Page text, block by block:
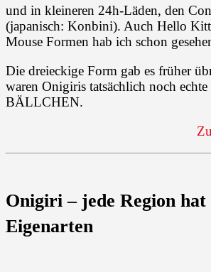
und in kleineren 24h-Läden, den
(japanisch: Konbini). Auch Hello
Mouse Formen hab ich schon
Die dreieckige Form gab es früher
waren Onigiris tatsächlich noch echte
BÄLLCHEN.
Onigiri – jede Region
Eigenarten